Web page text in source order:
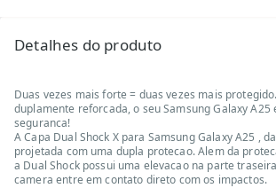
Detalhes do produto
Duas vezes mais forte = duas vezes mais
duplamente reforcada, o seu Samsung Galaxy A25
seguranca!
A Capa Dual Shock X para Samsung Galaxy A25 ,
projetada com uma dupla protecao. Alem da
a Dual Shock possui uma elevacao na parte
camera entre em contato direto com os impactos.